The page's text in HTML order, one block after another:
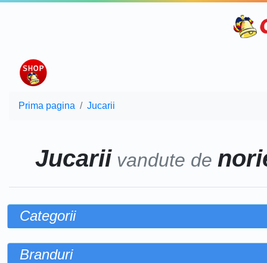
Prima pagina Jucarii
Jucariivandute de
Categorii
Branduri